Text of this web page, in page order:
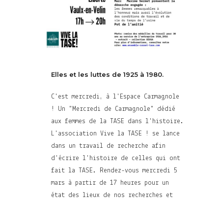
Elles et les luttes de 1925 à 1980.
C'est mercredi, à l'Espace Carmagnole
! Un "Mercredi de Carmagnole" dédié
aux femmes de la TASE dans l'histoire.
L'association Vive la TASE ! se lance
dans un travail de recherche afin
d'écrire l'histoire de celles qui ont
fait la TASE. Rendez-vous mercredi 5
mars à partir de 17 heures pour un
état des lieux de nos recherches et